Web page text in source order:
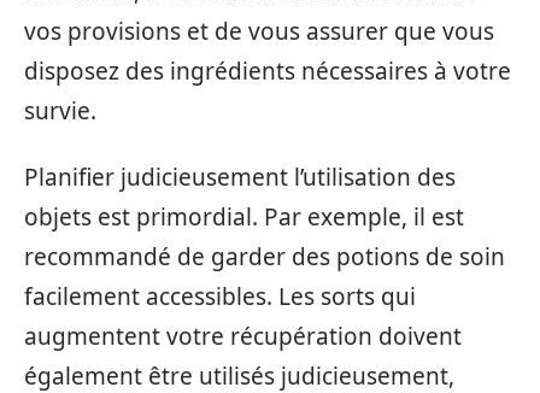
vos provisions et de vous assurer que vous
disposez des ingrédients nécessaires à votre
survie.
Planifier judicieusement l’utilisation des
objets est primordial. Par exemple, il est
recommandé de garder des potions de soin
facilement accessibles. Les sorts qui
augmentent votre récupération doivent
également être utilisés judicieusement,